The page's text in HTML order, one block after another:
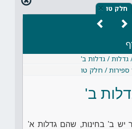
חלק טו ×
גדלות / גדלות ב'
ספירות / חלק טו
ב'
יש ב' בחינות, שהם גדלות א'